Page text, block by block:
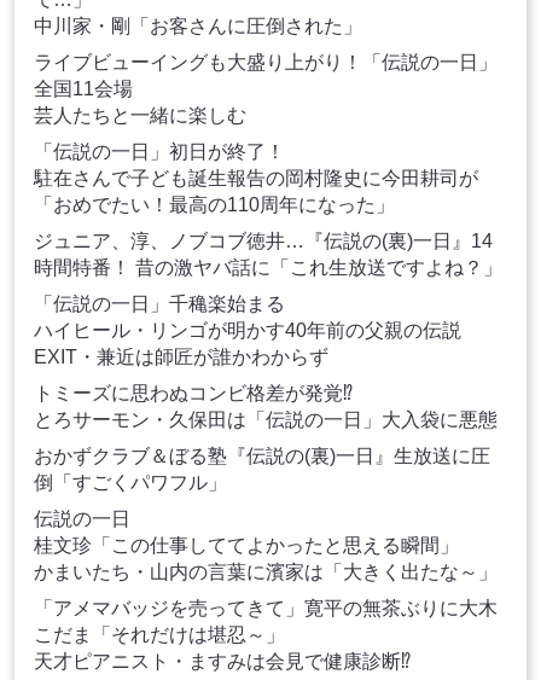
中川家・剛「お客さんに圧倒された」
ライブビューイングも大盛り上がり！「伝説の一日」
全国11会場
芸人たちと一緒に楽しむ
「伝説の一日」初日が終了！
駐在さんで子ども誕生報告の岡村隆史に今田耕司が
「おめでたい！最高の110周年になった」
ジュニア、淳、ノブコブ徳井…『伝説の(裏)一日』14
時間特番！ 昔の激ヤバ話に「これ生放送ですよね？」
「伝説の一日」千穐楽始まる
ハイヒール・リンゴが明かす40年前の父親の伝説
EXIT・兼近は師匠が誰かわからず
トミーズに思わぬコンビ格差が発覚⁉
とろサーモン・久保田は「伝説の一日」大入袋に悪態
おかずクラブ＆ぼる塾『伝説の(裏)一日』生放送に圧
倒「すごくパワフル」
伝説の一日
桂文珍「この仕事しててよかったと思える瞬間」
かまいたち・山内の言葉に濱家は「大きく出たな～」
「アメマバッジを売ってきて」寛平の無茶ぶりに大木
こだま「それだけは堪忍～」
天才ピアニスト・ますみは会見で健康診断⁉